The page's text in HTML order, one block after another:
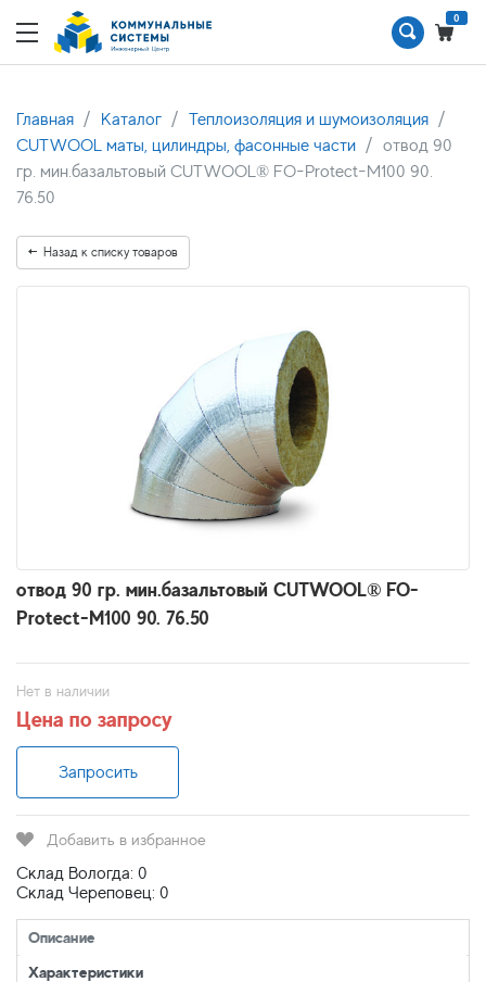
0
Главная Каталог
Теплоизоляция и шумоизоляция
CUTWOOL маты, цилиндры, фасонные части
отвод 90
гр. мин.базальтовый CUTWOOL® FO-Protect-M100 90.
76.50
Назад к списку товаров
отвод 90 гр. мин.базальтовый CUTWOOL® FO-
Protect-M100 90. 76.50
Нет в наличии
Цена по запросу
Запросить
Добавить в избранное
Склад Вологда: 0
Склад Череповец: 0
Описание
Характеристики